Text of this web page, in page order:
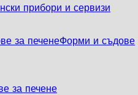
прибори и сервизи
за печенеФорми и съдове
за печене